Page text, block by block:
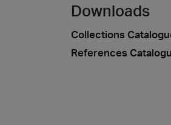
Downloads
Collections
References